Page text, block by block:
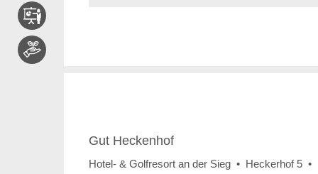
Gut Heckenhof
Hotel- & Golfresort an der Sieg • Heckerhof 5 •